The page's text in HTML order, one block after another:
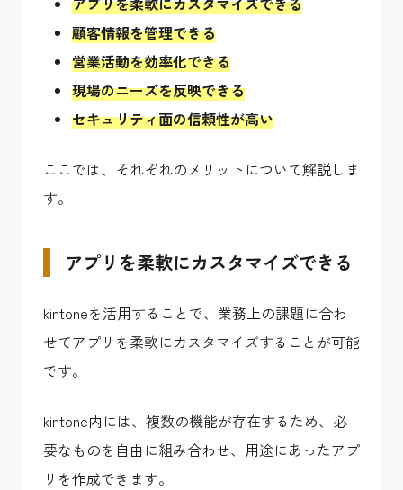
顧客情報を管理できる
営業活動を効率化できる
現場のニーズを反映できる
セキュリティ面の信頼性が高い
ここでは、それぞれのメリットについて解説しま
す。
アプリを柔軟にカスタマイズできる
kintoneを活用することで、業務上の課題に合わ
せてアプリを柔軟にカスタマイズすることが可能
です。
kintone内には、複数の機能が存在するため、必
要なものを自由に組み合わせ、用途にあったアプ
リを作成できます。